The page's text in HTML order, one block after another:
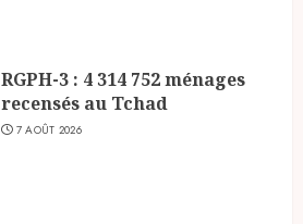
RGPH-3 : 4 314 752 ménages
recensés au Tchad
7 AOÛT 2026